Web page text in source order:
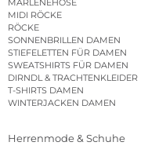
MARLENEHOSE
MIDI RÖCKE
RÖCKE
SONNENBRILLEN DAMEN
STIEFELETTEN FÜR DAMEN
SWEATSHIRTS FÜR DAMEN
DIRNDL & TRACHTENKLEIDER
T-SHIRTS DAMEN
WINTERJACKEN DAMEN
Herrenmode & Schuhe